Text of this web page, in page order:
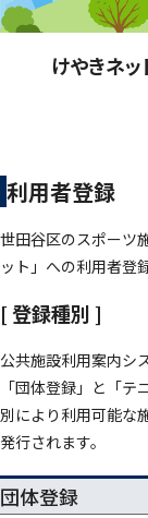
けやきネッ
利用者登録
世田谷区のスポーツ
ット」への利用者登
[ 登録種別 ]
公共施設利用案内シ
「団体登録」と「
別により利用可能な
発行されます。
団体登録